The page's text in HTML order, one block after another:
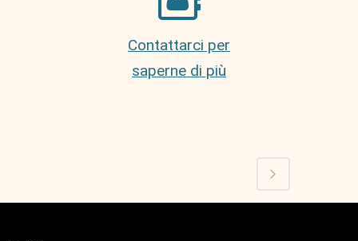
Contattarci per
saperne di più